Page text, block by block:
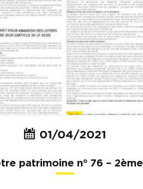
01/04/2021
patrimoine n° 76 – 2ème